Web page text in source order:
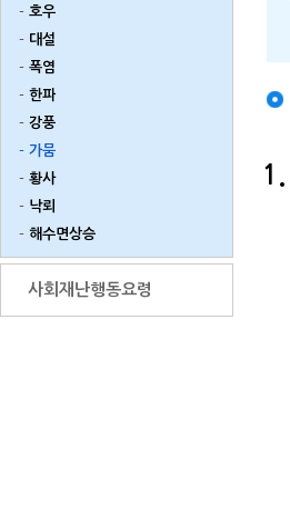
호우
대설
폭염
한파
강풍
가뭄
황사
낙뢰
해수면상승
사회재난행동요령